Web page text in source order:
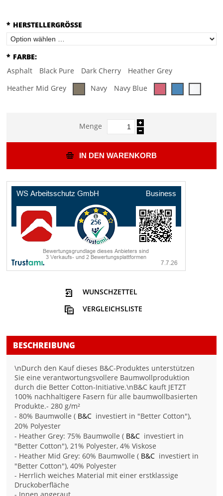
* HERSTELLERGRÖSSE
* FARBE:
Asphalt
Black Pure Dark Cherry
Heather Grey
Heather Mid Grey
Navy Navy Blue
Menge
IN DEN WARENKORB
WUNSCHZETTEL
VERGLEICHSLISTE
BESCHREIBUNG
\nDurch den Kauf dieses B&C-Produktes unterstützen
Sie eine verantwortungsvollere Baumwollproduktion
durch die Better Cotton-Initiative.\nB&C kauft JETZT
100% nachhaltigere Fasern für alle baumwollbasierten
Produkte.- 280 g/m²
- 80% Baumwolle ( B&C investiert in "Better Cotton"),
20% Polyester
- Heather Grey: 75% Baumwolle ( B&C investiert in
"Better Cotton"), 21% Polyester, 4% Viskose
- Heather Mid Grey: 60% Baumwolle ( B&C investiert in
"Better Cotton"), 40% Polyester
- Herrlich weiches Material mit einer erstklassige
Druckoberfläche